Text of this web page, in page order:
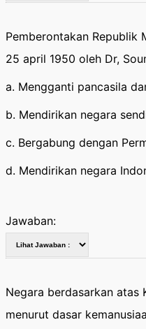
Pemberontakan Republik
25 april 1950 oleh Dr,
a. Mengganti pancasila
b. Mendirikan negara
c. Bergabung dengan
d. Mendirikan negara
Jawaban:
Negara berdasarkan atas
menurut dasar